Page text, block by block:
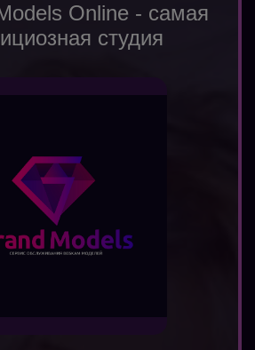
Online - самая
студия